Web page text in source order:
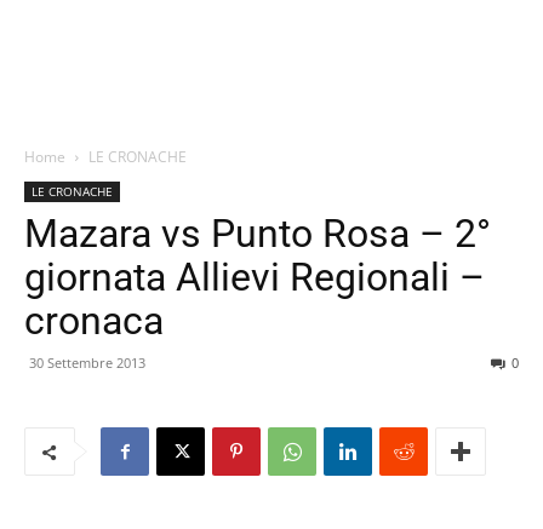
Home LE CRONACHE
LE CRONACHE
Mazara vs Punto Rosa – 2°
giornata Allievi Regionali –
cronaca
30 Settembre 2013 0